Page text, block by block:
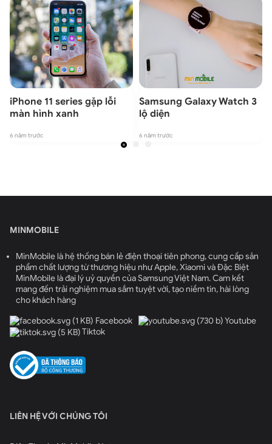
iPhone 11 series gặp lỗi
màn hình xanh
6 năm trước
Samsung Galaxy Watch 3
lộ diện
6 năm trước
MINMOBILE
MinMobile là hệ thống bán lẻ điện thoại tiên phong, cung cấp sản
phẩm chất lượng từ thương hiệu như Apple, Xiaomi và Đặc Biệt
MinMobile là đại lý uỷ quyền của Samsung Việt Nam. Cam kết
mang đến trải nghiệm mua sắm tuyệt vời, tạo niềm tin, hài lòng
cho khách hàng
Facebook
Youtube
Tiktok
LIÊN HỆ VỚI CHÚNG TÔI